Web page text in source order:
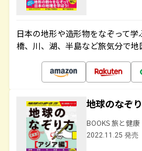
日本の地形や造形物をなぞって
橋、川、湖、半島など旅気分で地
地球のなぞ
BOOKS 旅と健康
2022.11.25 発売